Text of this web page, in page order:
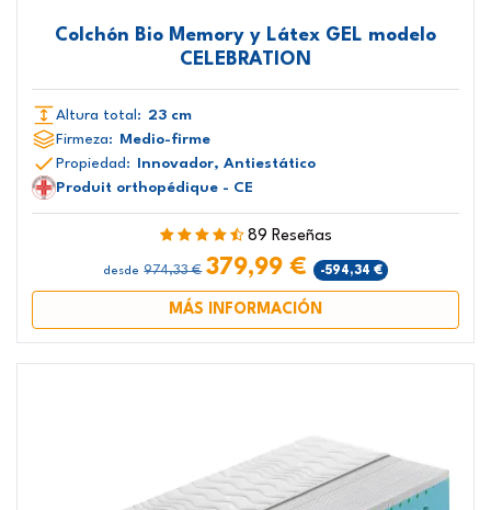
Colchón Bio Memory y Látex GEL modelo
CELEBRATION
Altura total: 23 cm
Firmeza: Medio-firme
Propiedad: Innovador, Antiestático
Produit orthopédique - CE
89 Reseñas
desde 974,33 € 379,99 € -594,34 €
MÁS INFORMACIÓN